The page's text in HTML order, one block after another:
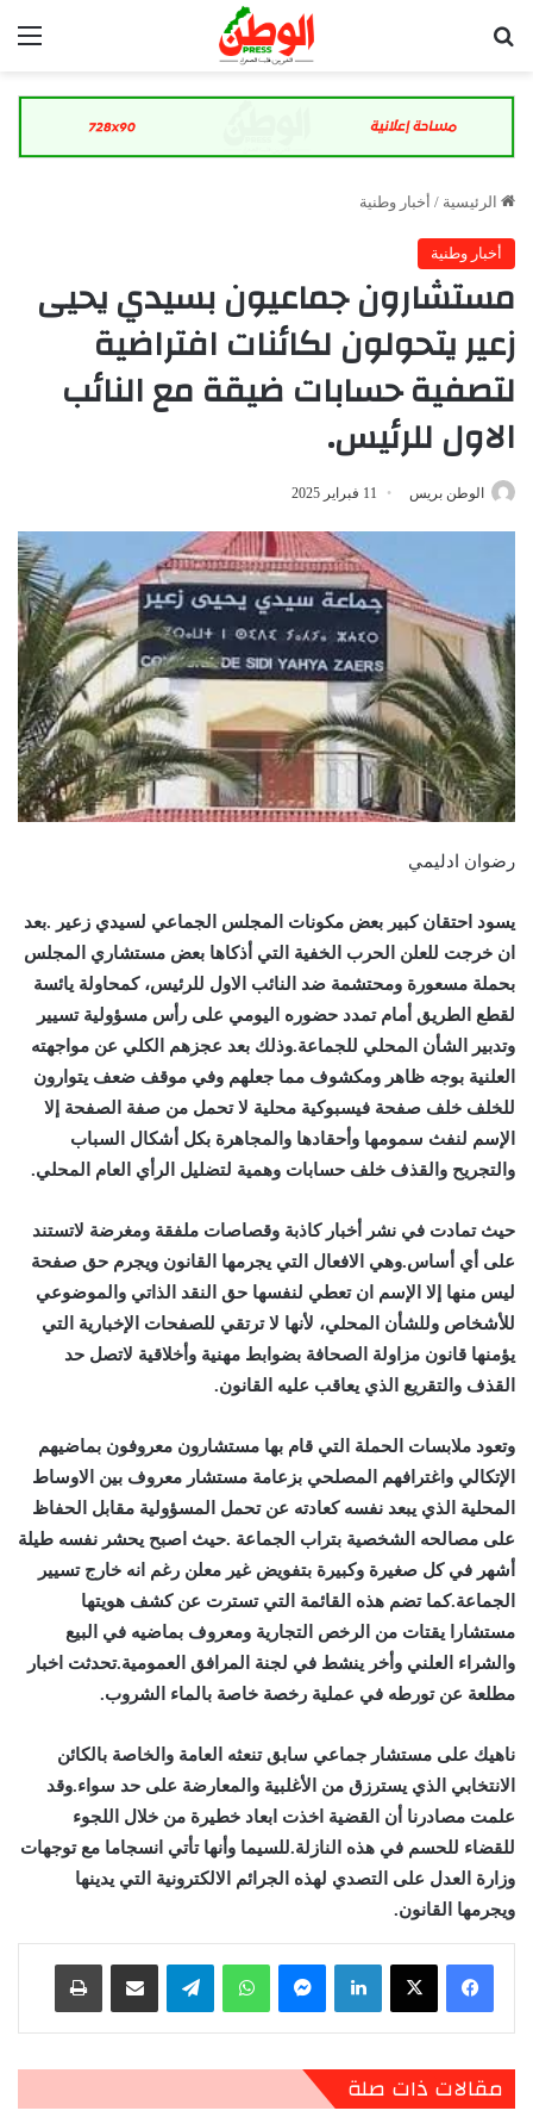
الرئيسية / أخبار وطنية
أخبار وطنية
مستشارون جماعيون بسيدي يحيى
زعير يتحولون لكائنات افتراضية
لتصفية حسابات ضيقة مع النائب
الاول للرئيس.
الوطن بريس 11 فبراير 2025
رضوان ادليمي
يسود احتقان كبير بعض مكونات المجلس الجماعي لسيدي زعير .بعد
ان خرجت للعلن الحرب الخفية التي أذكاها بعض مستشاري المجلس
بحملة مسعورة ومحتشمة ضد النائب الاول للرئيس، كمحاولة يائسة
لقطع الطريق أمام تمدد حضوره اليومي على رأس مسؤولية تسيير
وتدبير الشأن المحلي للجماعة.وذلك بعد عجزهم الكلي عن مواجهته
العلنية بوجه ظاهر ومكشوف مما جعلهم وفي موقف ضعف يتوارون
للخلف خلف صفحة فيسبوكية محلية لا تحمل من صفة الصفحة إلا
الإسم لنفث سمومها وأحقادها والمجاهرة بكل أشكال السباب
والتجريح والقذف خلف حسابات وهمية لتضليل الرأي العام المحلي.
حيث تمادت في نشر أخبار كاذبة وقصاصات ملفقة ومغرضة لاتستند
على أي أساس.وهي الافعال التي يجرمها القانون ويجرم حق صفحة
ليس منها إلا الإسم ان تعطي لنفسها حق النقد الذاتي والموضوعي
للأشخاص وللشأن المحلي، لأنها لا ترتقي للصفحات الإخبارية التي
يؤمنها قانون مزاولة الصحافة بضوابط مهنية وأخلاقية لاتصل حد
القذف والتقريع الذي يعاقب عليه القانون.
وتعود ملابسات الحملة التي قام بها مستشارون معروفون بماضيهم
الإتكالي واغترافهم المصلحي بزعامة مستشار معروف بين الاوساط
المحلية الذي يبعد نفسه كعادته عن تحمل المسؤولية مقابل الحفاظ
على مصالحه الشخصية بتراب الجماعة .حيث اصبح يحشر نفسه طيلة
أشهر في كل صغيرة وكبيرة بتفويض غير معلن رغم انه خارج تسيير
الجماعة.كما تضم هذه القائمة التي تسترت عن كشف هويتها
مستشارا يقتات من الرخص التجارية ومعروف بماضيه في البيع
والشراء العلني وأخر ينشط في لجنة المرافق العمومية.تحدثت اخبار
مطلعة عن تورطه في عملية رخصة خاصة بالماء الشروب.
ناهيك على مستشار جماعي سابق تنعثه العامة والخاصة بالكائن
الانتخابي الذي يسترزق من الأغلبية والمعارضة على حد سواء.وقد
علمت مصادرنا أن القضية اخذت ابعاد خطيرة من خلال اللجوء
للقضاء للحسم في هذه النازلة.للسيما وأنها تأتي انسجاما مع توجهات
وزارة العدل على التصدي لهذه الجرائم الالكترونية التي يدينها
ويجرمها القانون.
لينكدإن ماسنجر واتساب تيلقرام مشاركة عبر البريد طباعة
مقالات ذات صلة